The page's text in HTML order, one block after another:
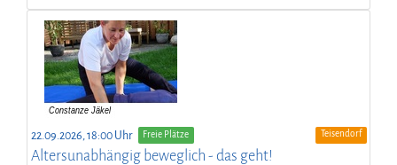
22.09.2026, 18:00 Uhr Freie Plätze Teisendorf
Altersunabhängig beweglich - das geht!